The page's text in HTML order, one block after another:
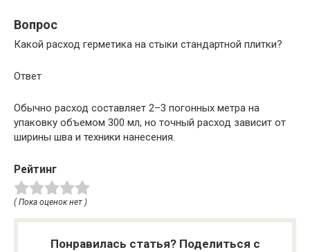
Вопрос
Какой расход герметика на стыки стандартной плитки?
Ответ
Обычно расход составляет 2–3 погонных метра на
упаковку объемом 300 мл, но точный расход зависит от
ширины шва и техники нанесения.
Рейтинг
( Пока оценок нет )
Понравилась статья? Поделиться с